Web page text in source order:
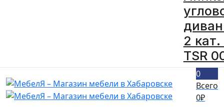
2
TSR
0
Всего
0₽